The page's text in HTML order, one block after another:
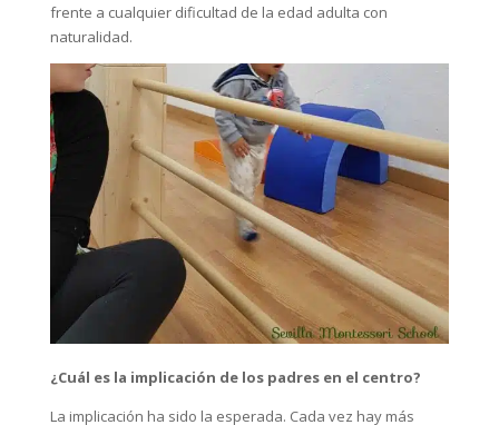
frente a cualquier dificultad de la edad adulta con
naturalidad.
¿Cuál es la implicación de los padres en el centro?
La implicación ha sido la esperada. Cada vez hay más